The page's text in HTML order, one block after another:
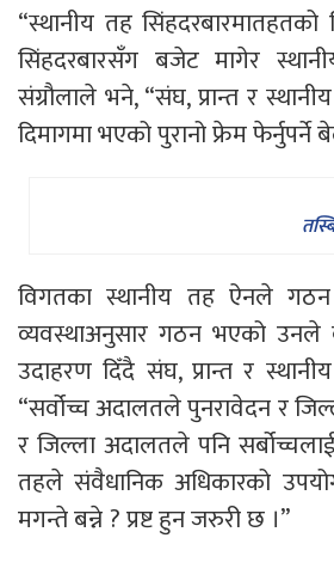
“स्थानीय तह
सिंहदरबारसँग बजेट मागेर
संग्रौलाले भने, “संघ, प्रान्त र
दिमागमा भएको पुरानो फ्रेम
विगतका स्थानीय तह ऐनले
व्यवस्थाअनुसार गठन भएको उनले
उदाहरण दिँदै संघ, प्रान्त र
“सर्वोच्च अदालतले पुनरावेदन र
र जिल्ला अदालतले पनि
तहले संवैधानिक अधिकारको
मगन्ते बन्ने ? प्रष्ट हुन जरुरी छ ।”